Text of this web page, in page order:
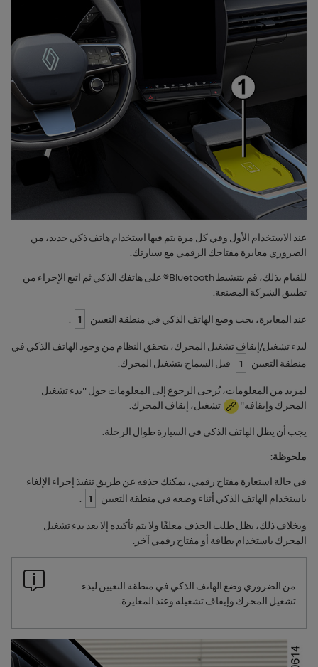
عند الاستخدام الأول وفي كل مرة يتم فيها استخدام هاتف ذكي جديد، من
الضروري معايرة مفتاحك الرقمي مع سيارتك.
للقيام بذلك، قم بتنشيطBluetooth®
على هاتفك الذكي ثم اتبع الإجراء من
تطبيق الشركة المصنعة.
عند المعايرة، يجب وضع الهاتف الذكي في منطقة التعيين 1
لبدء تشغيل/إيقاف تشغيل المحرك، يتحقق النظام من وجود الهاتف الذكي في
منطقة التعيين
1 قبل السماح بتشغيل المحرك.
لمزيد من المعلومات، يُرجى الرجوع إلى المعلومات حول "بدء تشغيل
المحرك وإيقافه"
تشغيل، إيقاف المحرك
يجب أن يظل الهاتف الذكي في السيارة طوال الرحلة.
ملحوظة:
في حالة استعارة مفتاح رقمي، يمكنك حذفه عن طريق تنفيذ إجراء الإلغاء
باستخدام الهاتف الذكي أثناء وضعه في منطقة التعيين
1
.
وبخلاف ذلك، يظل طلب الحذف معلقًا ولا يتم تأكيده إلا بعد بدء تشغيل
المحرك باستخدام بطاقة أو مفتاح رقمي آخر.
من الضروري وضع الهاتف الذكي في منطقة التعيين لبدء
تشغيل المحرك وإيقاف تشغيله وعند المعايرة.